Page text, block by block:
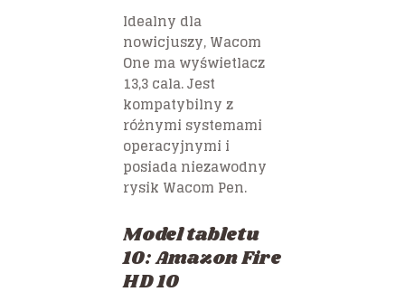
Idealny dla
nowicjuszy, Wacom
One ma wyświetlacz
13,3 cala. Jest
kompatybilny z
różnymi systemami
operacyjnymi i
posiada niezawodny
rysik Wacom Pen.
Model tabletu
10: Amazon Fire
HD 10